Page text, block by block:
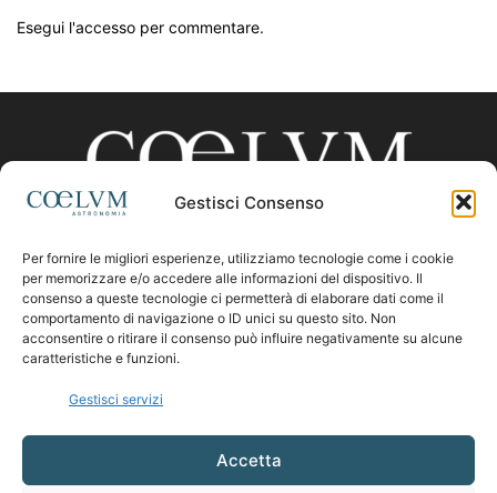
Gestisci Consenso
Per fornire le migliori esperienze, utilizziamo tecnologie come i cookie
per memorizzare e/o accedere alle informazioni del dispositivo. Il
consenso a queste tecnologie ci permetterà di elaborare dati come il
comportamento di navigazione o ID unici su questo sito. Non
acconsentire o ritirare il consenso può influire negativamente su alcune
caratteristiche e funzioni.
Gestisci servizi
Accetta
Esegui l'accesso per commentare.
CHI SIAMO
Contattaci:coelumastro@coelum.com